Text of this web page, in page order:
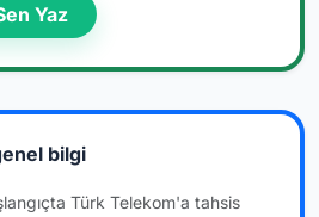
Yaz
bilgi
Türk Telekom'a tahsis